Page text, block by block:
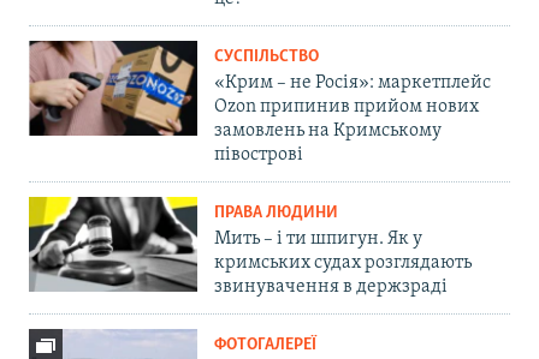
СУСПІЛЬСТВО
«Крим – не Росія»: маркетплейс
Ozon припинив прийом нових
замовлень на Кримському
півострові
ПРАВА ЛЮДИНИ
Мить – і ти шпигун. Як у
кримських судах розглядають
звинувачення в держзраді
ФОТОГАЛЕРЕЇ